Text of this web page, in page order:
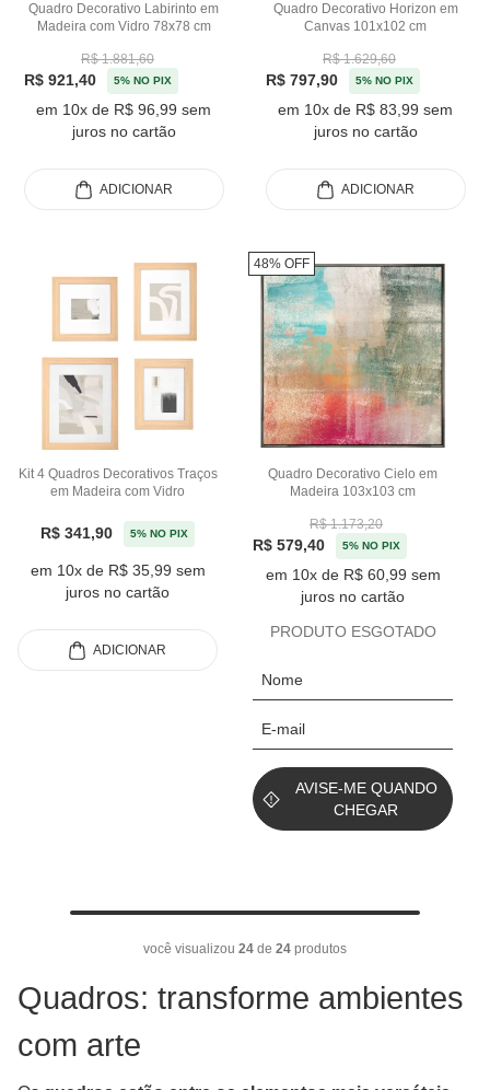
Quadro Decorativo Labirinto em
Madeira com Vidro 78x78 cm
R$ 1.881,60
R$ 921,40 5% NO PIX
em 10x de R$ 96,99 sem
juros no cartão
ADICIONAR
Quadro Decorativo Horizon em
Canvas 101x102 cm
R$ 1.629,60
R$ 797,90 5% NO PIX
em 10x de R$ 83,99 sem
juros no cartão
ADICIONAR
Kit 4 Quadros Decorativos Traços
em Madeira com Vidro
R$ 341,90 5% NO PIX
em 10x de R$ 35,99 sem
juros no cartão
ADICIONAR
Quadro Decorativo Cielo em
Madeira 103x103 cm
R$ 1.173,20
R$ 579,40 5% NO PIX
em 10x de R$ 60,99 sem
juros no cartão
48% OFF
PRODUTO ESGOTADO
AVISE-ME QUANDO
CHEGAR
você visualizou 24 de 24 produtos
Quadros: transforme ambientes
com arte